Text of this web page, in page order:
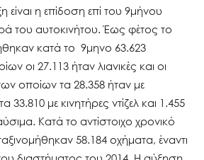
είναι η επίδοση επί του 9μήνου
του αυτοκινήτου. Έως φέτος το
κατά το 9μηνο 63.623
οι 27.113 ήταν λιανικές και οι
των οποίων τα 28.358 ήταν με
33.810 με κινητήρες ντίζελ και 1.455
Κατά το αντίστοιχο χρονικό
58.184 οχήματα, έναντι